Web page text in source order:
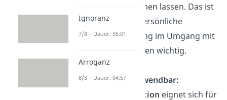
negative Emotionen lassen. Das ist
gerade für die persönliche
Weiterentwicklung im Umgang mit
solchen Emotionen wichtig.
Nicht immer anwendbar:
Nicht jede Situation eignet sich für
Ignoranz
7/8 – Dauer: 05:01
Arroganz
8/8 – Dauer: 04:57